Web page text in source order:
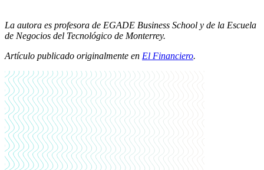
La autora es profesora de EGADE Business School y de la Escuela
de Negocios del Tecnológico de Monterrey.
Artículo publicado originalmente en El Financiero.